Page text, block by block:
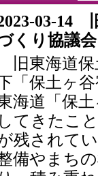
03-14
くり協議会
旧東海道保
「保土ヶ
海道「保
してきたこ
残されて
備やまち